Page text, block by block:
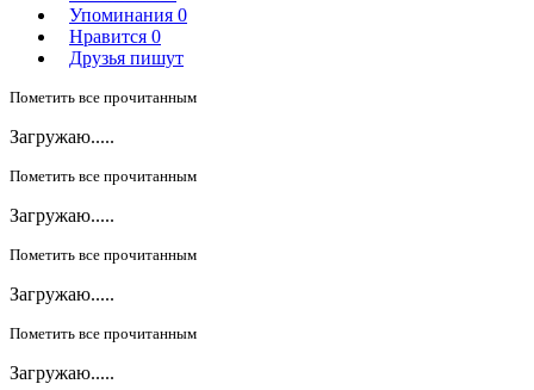
Упоминания 0
Нравится 0
Друзья пишут
Пометить все прочитанным
Загружаю.....
Пометить все прочитанным
Загружаю.....
Пометить все прочитанным
Загружаю.....
Пометить все прочитанным
Загружаю.....